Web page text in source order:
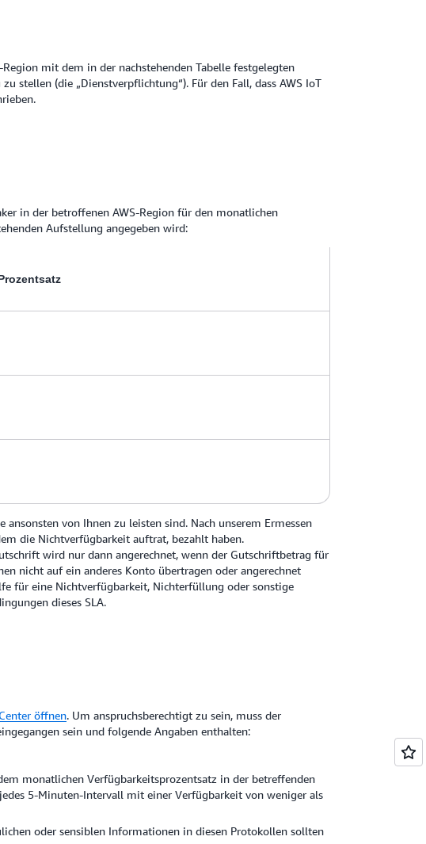
mit dem in der nachstehenden Tabelle festgelegten
stellen (die „Dienstverpflichtung“). Für den Fall, dass AWS IoT
in der betroffenen AWS-Region für den monatlichen
Aufstellung angegeben wird:
von Ihnen zu leisten sind. Nach unserem Ermessen
die Nichtverfügbarkeit auftrat, bezahlt haben.
wird nur dann angerechnet, wenn der Gutschriftbetrag für
nicht auf ein anderes Konto übertragen oder angerechnet
für eine Nichtverfügbarkeit, Nichterfüllung oder sonstige
dieses SLA.
öffnen. Um anspruchsberechtigt zu sein, muss der
sein und folgende Angaben enthalten:
monatlichen Verfügbarkeitsprozentsatz in der betreffenden
5-Minuten-Intervall mit einer Verfügbarkeit von weniger als
oder sensiblen Informationen in diesen Protokollen sollten